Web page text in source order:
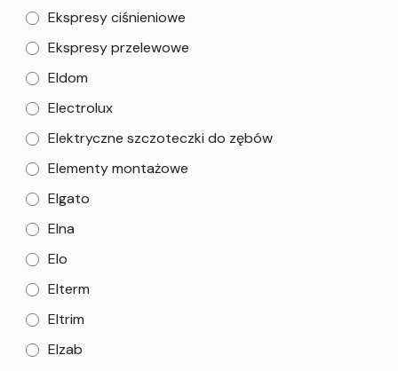
Ekspresy ciśnieniowe
Ekspresy przelewowe
Eldom
Electrolux
Elektryczne szczoteczki do zębów
Elementy montażowe
Elgato
Elna
Elo
Elterm
Eltrim
Elzab